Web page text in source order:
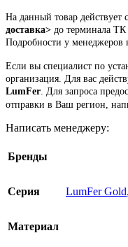
На данный товар действует
доставка> до терминала
Подробности у менеджеров
Если вы специалист по
организация. Для вас
LumFer. Для запроса
отправки в Ваш регион,
Написать менеджеру:
Бренды
Серия LumFer Gold,
Материал